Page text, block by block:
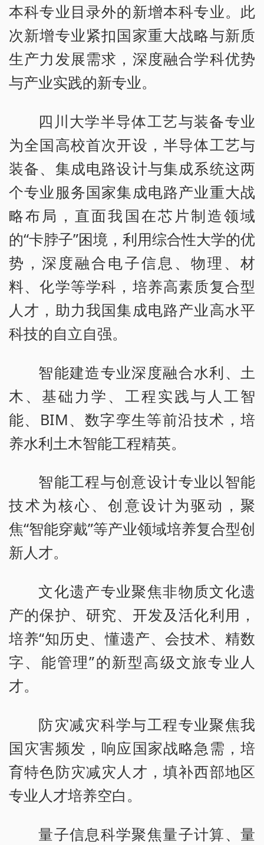
本科专业目录外的新增本科专业。此
次新增专业紧扣国家重大战略与新质
生产力发展需求，深度融合学科优势
与产业实践的新专业。
四川大学半导体工艺与装备专业
为全国高校首次开设，半导体工艺与
装备、集成电路设计与集成系统这两
个专业服务国家集成电路产业重大战
略布局，直面我国在芯片制造领域
的“卡脖子”困境，利用综合性大学的优
势，深度融合电子信息、物理、材
料、化学等学科，培养高素质复合型
人才，助力我国集成电路产业高水平
科技的自立自强。
智能建造专业深度融合水利、土
木、基础力学、工程实践与人工智
能、BIM、数字孪生等前沿技术，培
养水利土木智能工程精英。
智能工程与创意设计专业以智能
技术为核心、创意设计为驱动，聚
焦“智能穿戴”等产业领域培养复合型创
新人才。
文化遗产专业聚焦非物质文化遗
产的保护、研究、开发及活化利用，
培养“知历史、懂遗产、会技术、精数
字、能管理”的新型高级文旅专业人
才。
防灾减灾科学与工程专业聚焦我
国灾害频发，响应国家战略急需，培
育特色防灾减灾人才，填补西部地区
专业人才培养空白。
量子信息科学聚焦量子计算、量